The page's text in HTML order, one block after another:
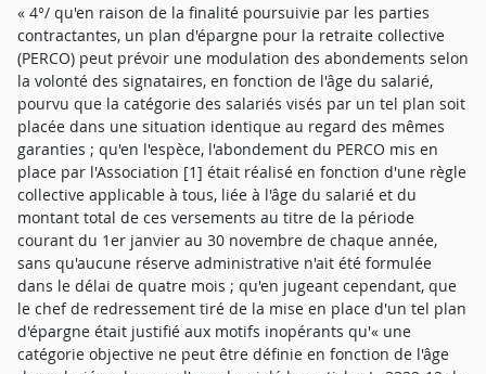
« 4°/ qu'en raison de la finalité poursuivie par les parties
contractantes, un plan d'épargne pour la retraite collective
(PERCO) peut prévoir une modulation des abondements selon
la volonté des signataires, en fonction de l'âge du salarié,
pourvu que la catégorie des salariés visés par un tel plan soit
placée dans une situation identique au regard des mêmes
garanties ; qu'en l'espèce, l'abondement du PERCO mis en
place par l'Association [1] était réalisé en fonction d'une règle
collective applicable à tous, liée à l'âge du salarié et du
montant total de ces versements au titre de la période
courant du 1er janvier au 30 novembre de chaque année,
sans qu'aucune réserve administrative n'ait été formulée
dans le délai de quatre mois ; qu'en jugeant cependant, que
le chef de redressement tiré de la mise en place d'un tel plan
d'épargne était justifié aux motifs inopérants qu'« une
catégorie objective ne peut être définie en fonction de l'âge